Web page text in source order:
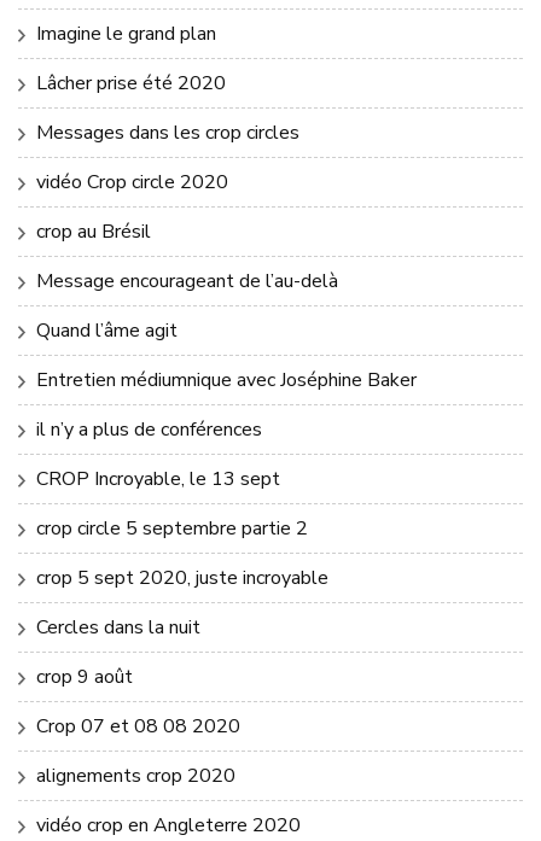
Imagine le grand plan
Lâcher prise été 2020
Messages dans les crop circles
vidéo Crop circle 2020
crop au Brésil
Message encourageant de l’au-delà
Quand l’âme agit
Entretien médiumnique avec Joséphine Baker
il n’y a plus de conférences
CROP Incroyable, le 13 sept
crop circle 5 septembre partie 2
crop 5 sept 2020, juste incroyable
Cercles dans la nuit
crop 9 août
Crop 07 et 08 08 2020
alignements crop 2020
vidéo crop en Angleterre 2020